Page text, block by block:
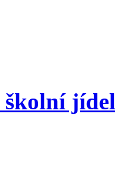
školní